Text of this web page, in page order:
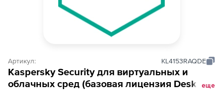
Артикул: KL4153RAQDE
Kaspersky Security для виртуальных и
облачных сред (базовая лицензия Desktop
еще